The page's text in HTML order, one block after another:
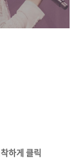
하게 클릭